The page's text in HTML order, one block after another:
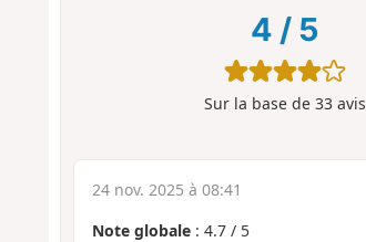
4 / 5
Sur la base de 33avis
24 nov. 2025 à 08:41
Note globale: 4.7/ 5